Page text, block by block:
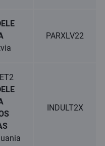
PARXLV22
INDULT2X